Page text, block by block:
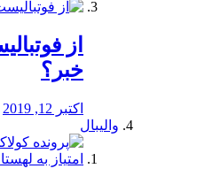
از
خبر؟
اکتبر 12, 2019
والیبال